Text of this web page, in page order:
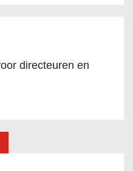
directeuren en